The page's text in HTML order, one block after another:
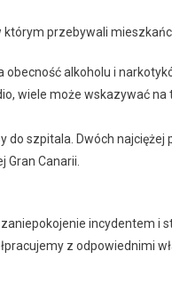
którym przebywali
alkoholu i
wiele może wskazywać
szpitala. Dwóch najciężej
Canarii.
incydentem i
z odpowiednimi